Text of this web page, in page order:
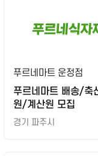
마산시농협 하나로마
성서농협하나로
식자재 유
푸르네마트 운정점
푸르네마트 배송/축
원/계산원 모집
경기 파주시